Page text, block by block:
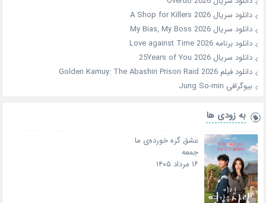
دانلود سریال A Shop for Killers 2026
دانلود سریال My Bias, My Boss 2026
دانلود برنامه Love against Time 2026
دانلود سریال 25Years of You 2026
دانلود فیلم Golden Kamuy: The Abashiri Prison Raid 2026
بیوگرافی Jung So-min
به زودی ها
عشق گره خورده‌ی ما
جمعه
۱۶ مرداد ۱۴۰۵